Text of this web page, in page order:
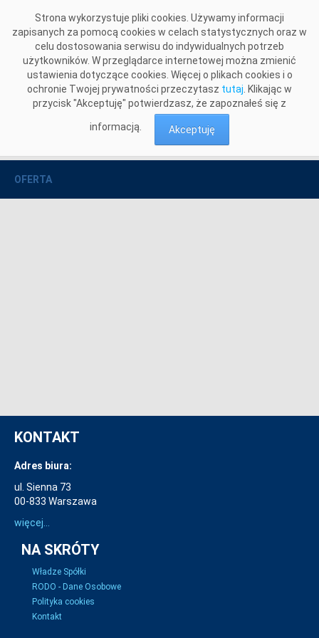
Strona wykorzystuje pliki cookies. Używamy informacji
zapisanych za pomocą cookies w celach statystycznych oraz w
celu dostosowania serwisu do indywidualnych potrzeb
użytkowników. W przeglądarce internetowej można zmienić
ustawienia dotyczące cookies. Więcej o plikach cookies i o
ochronie Twojej prywatności przeczytasz tutaj . Klikając w
przycisk "Akceptuję" potwierdzasz, że zapoznałeś się z
informacją. Akceptuję
Dokumentacja środowiskowa
OFERTA
KONTAKT
Adres biura:
ul. Sienna 73
00-833 Warszawa
więcej...
NA SKRÓTY
Władze Spółki
RODO - Dane Osobowe
Polityka cookies
Kontakt